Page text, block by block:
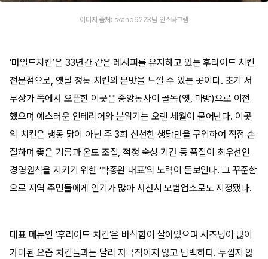
이미지 출처: skahd9223님 인스타그램
‘마일드치킨’은 33년간 같은 레시피를 유지하고 있는 후라이드 치킨
전문점으로, 옛날 정통 치킨의 본맛을 느낄 수 있는 곳이다. 초기 서
부상가 쪽에서 오픈한 이곳은 중앙통사이 골목(옛, 마방)으로 이전
했으며 예스러운 인테리어와 분위기는 오랜 세월이 묻어난다. 이곳
의 치킨은 냉동 닭이 아닌 주 3회 신선한 생닭만을 구입하여 직접 손
질하며 좋은 기름과 온도 조절, 적정 숙성 기간 등 품질이 최우선인
경영원칙을 지키기 위한 ‘박종완 대표’의 노력이 돋보인다. 그 꾸준함
으로 지역 주민들에게 인기가 많아 서산시 모범업소로도 지정됐다.
대표 메뉴인 ‘후라이드 치킨’은 바삭함이 살아있으며 시즈닝이 많이
가미된 요즘 치킨들과는 달리 자극적이지 않고 담백하다. 두껍지 않